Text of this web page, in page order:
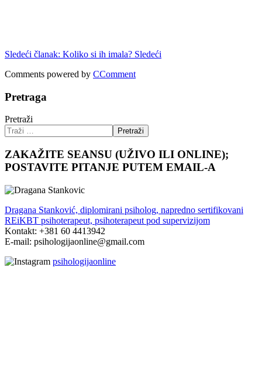
Sledeći članak: Koliko si ih imala? Sledeći
Comments powered by CComment
Pretraga
Pretraži
Pretraži
ZAKAŽITE SEANSU (UŽIVO ILI ONLINE);
POSTAVITE PITANJE PUTEM EMAIL-A
Dragana Stanković, diplomirani psiholog, napredno sertifikovani
REiKBT psihoterapeut, psihoterapeut pod supervizijom
Kontakt: +381 60 4413942
E-mail: psihologijaonline@gmail.com
psihologijaonline